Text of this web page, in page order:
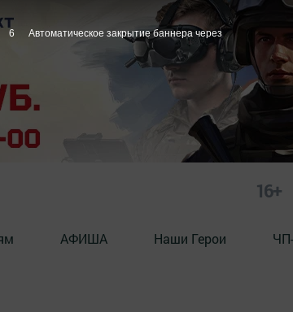
16+
АФИША Наши Герои
5 Автоматическое закрытие баннера через